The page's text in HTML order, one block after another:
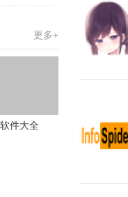
更多+
件大全